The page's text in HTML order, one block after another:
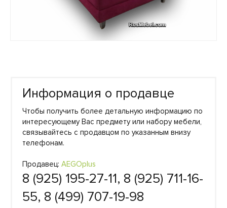
Информация о продавце
Чтобы получить более детальную информацию по
интересующему Вас предмету или набору мебели,
связывайтесь с продавцом по указанным внизу
телефонам.
Продавец: AEGOplus
8 (925) 195-27-11, 8 (925) 711-16-
55, 8 (499) 707-19-98